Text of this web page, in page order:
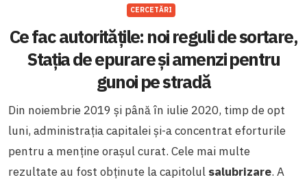
CERCETĂRI
Ce fac autoritățile: noi reguli de sortare,
Stația de epurare și amenzi pentru
gunoi pe stradă
Din noiembrie 2019 și până în iulie 2020, timp de opt
luni, administrația capitalei și-a concentrat eforturile
pentru a menține orașul curat. Cele mai multe
rezultate au fost obținute la capitolul salubrizare. A